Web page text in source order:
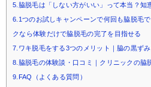
5.脇脱毛は「しない方がいい」って本当？知
6.1つのお試しキャンペーンで何回も脇脱毛
クなら体験だけで脇脱毛の完了を目指せる
7.ワキ脱毛をする3つのメリット｜脇の黒ず
8.脇脱毛の体験談・口コミ｜クリニックの脇
9.FAQ（よくある質問）